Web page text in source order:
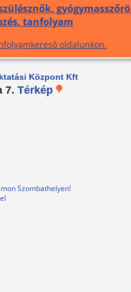
tanfolyam
oldalunkon.
Központ Kft
7. Térkép
Szombathelyen!